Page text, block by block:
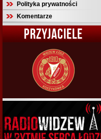
Polityka prywatności
Komentarze
PRZYJACIELE